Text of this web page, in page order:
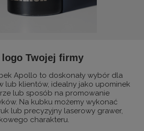
Twojej firmy
Apollo to doskonały wybór dla
lub klientów, idealny jako upominek
lub sposób na promowanie
Na kubku możemy wykonać
lub precyzyjny laserowy grawer,
charakteru.